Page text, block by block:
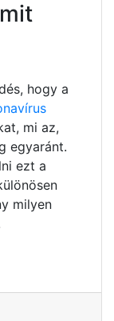
hogy a
mi az,
egyaránt.
ezt a
milyen